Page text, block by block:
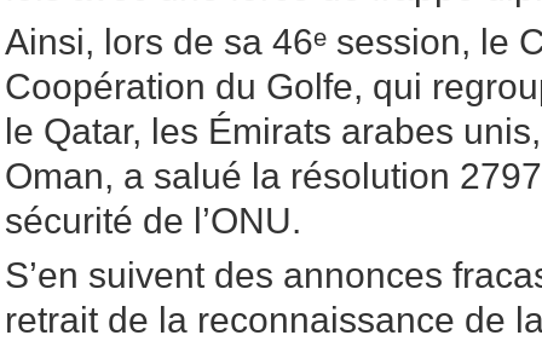
Ainsi, lors de sa 46ᵉ session, le
Coopération du Golfe, qui
le Qatar, les Émirats arabes
Oman, a salué la résolution
sécurité de l’ONU.
S’en suivent des annonces
retrait de la reconnaissance de